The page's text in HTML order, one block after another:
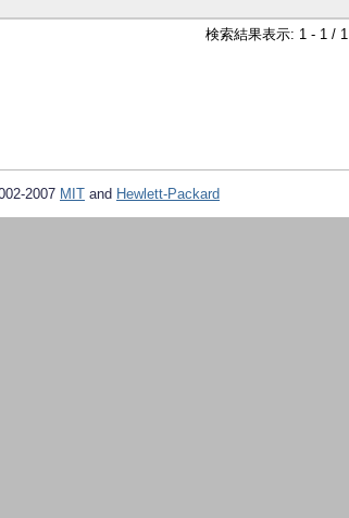
検索結果表示: 1 - 1 / 1
2007 MIT and Hewlett-Packard